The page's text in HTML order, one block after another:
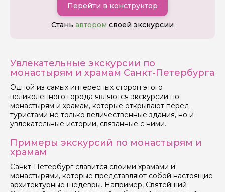
Перейти в конструктор
Стань автором своей экскурсии
Увлекательные экскурсии по
монастырям и храмам Санкт-Петербурга
Одной из самых интересных сторон этого
великолепного города являются экскурсии по
монастырям и храмам, которые открывают перед
туристами не только величественные здания, но и
увлекательные истории, связанные с ними.
Примеры экскурсий по монастырям и
храмам
Санкт-Петербург славится своими храмами и
монастырями, которые представляют собой настоящие
архитектурные шедевры. Например, Святейший